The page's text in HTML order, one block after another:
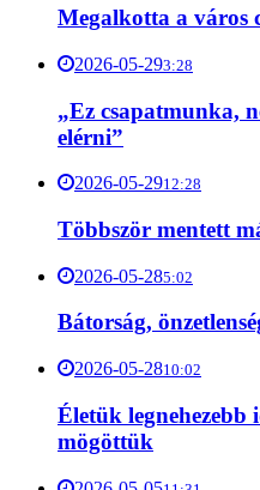
Megalkotta a város
2026-05-293:28
„Ez csapatmunka,
elérni”
2026-05-2912:28
Többször mentett
2026-05-285:02
Bátorság,
2026-05-2810:02
Életük legnehezebb
mögöttük